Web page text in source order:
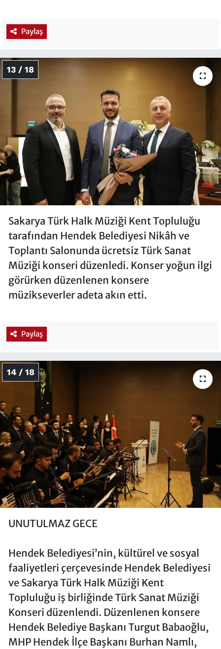
Paylaş
13 / 18
Sakarya Türk Halk Müziği Kent Topluluğu
tarafından Hendek Belediyesi Nikâh ve
Toplantı Salonunda ücretsiz Türk Sanat
Müziği konseri düzenledi. Konser yoğun ilgi
görürken düzenlenen konsere
müzikseverler adeta akın etti.
Paylaş
14 / 18
UNUTULMAZ GECE
Hendek Belediyesi’nin, kültürel ve sosyal
faaliyetleri çerçevesinde Hendek Belediyesi
ve Sakarya Türk Halk Müziği Kent
Topluluğu iş birliğinde Türk Sanat Müziği
Konseri düzenlendi. Düzenlenen konsere
Hendek Belediye Başkanı Turgut Babaoğlu,
MHP Hendek İlçe Başkanı Burhan Namlı,